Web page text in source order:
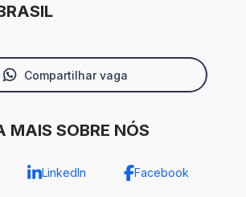
Compartilhar vaga
MAIS SOBRE NÓS
LinkedIn Facebook